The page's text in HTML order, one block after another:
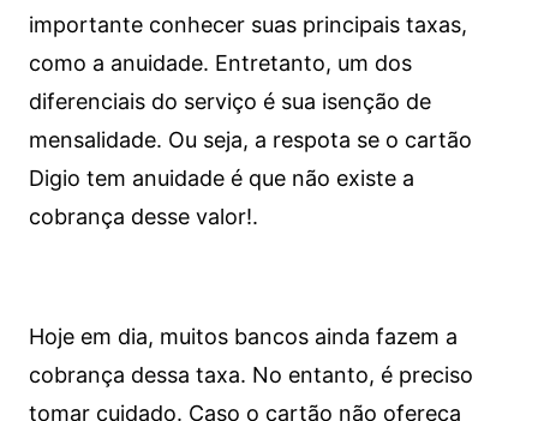
importante conhecer suas principais taxas,
como a anuidade. Entretanto, um dos
diferenciais do serviço é sua isenção de
mensalidade. Ou seja, a respota se o cartão
Digio tem anuidade é que não existe a
cobrança desse valor!.
Hoje em dia, muitos bancos ainda fazem a
cobrança dessa taxa. No entanto, é preciso
tomar cuidado. Caso o cartão não ofereça